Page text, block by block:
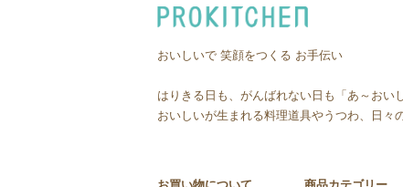
おいしいで 笑顔をつくる お手伝い
はりきる日も、がんばれない日も「あ～おい
おいしいが生まれる料理道具やうつわ、日々